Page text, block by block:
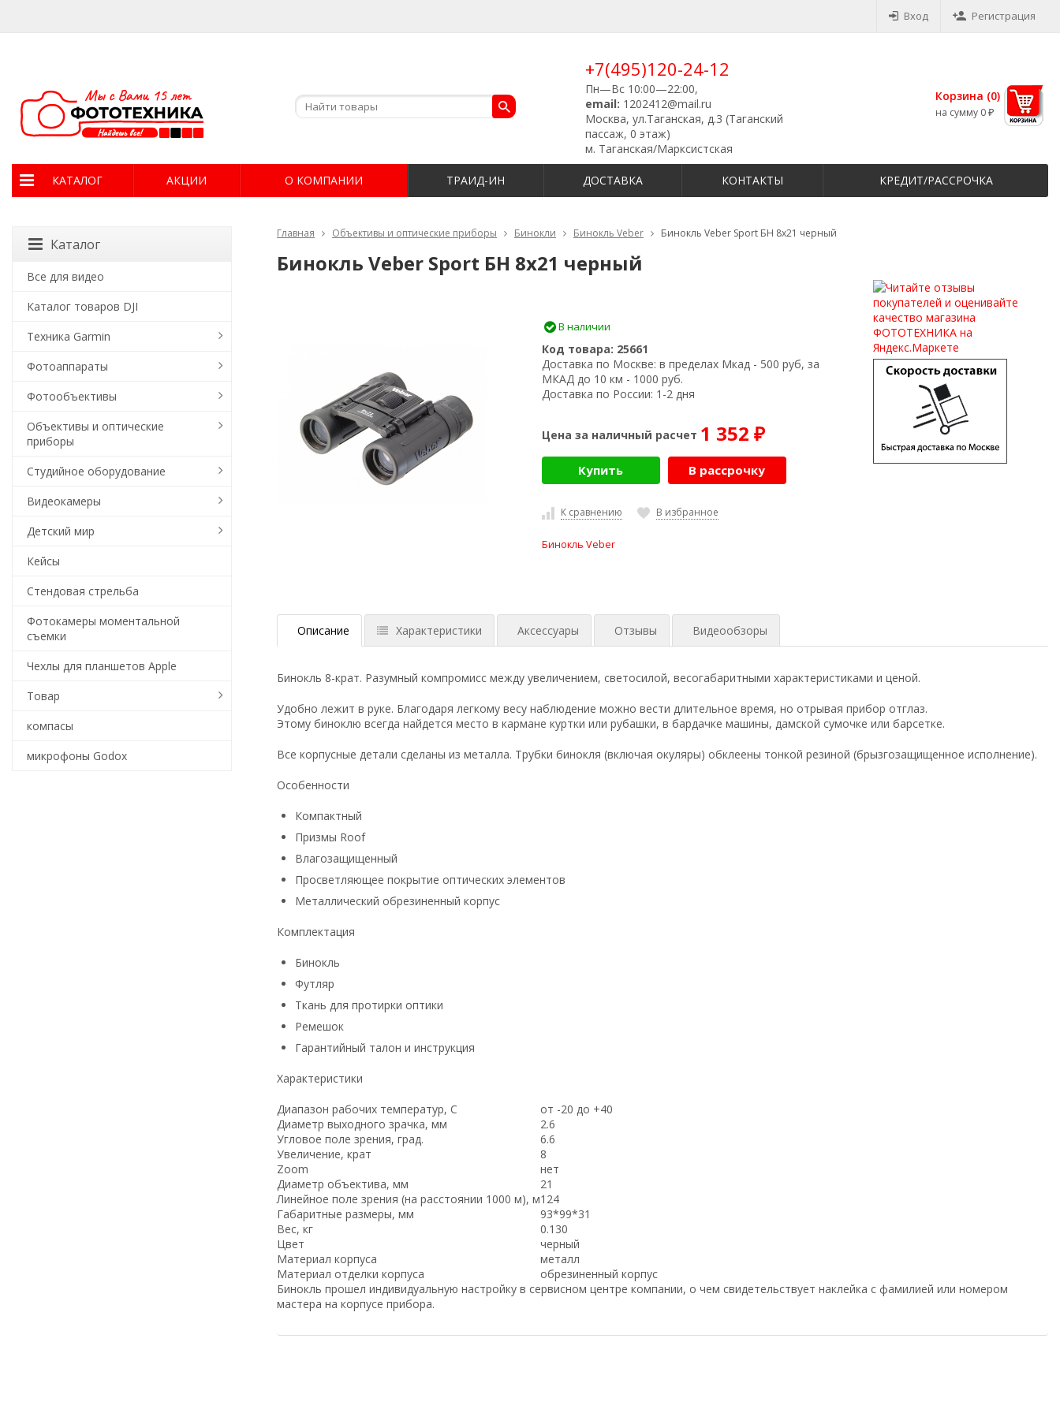
Вход Регистрация
+7(495)120-24-12
Пн—Вс 10:00—22:00,
email: 1202412@mail.ru
Москва, ул.Таганская, д.3 (Таганский
пассаж, 0 этаж)
м. Таганская/Марксистская
Корзина (0)
на сумму 0 ₽
КАТАЛОГ АКЦИИ О КОМПАНИИ ТРАИД-ИН ДОСТАВКА КОНТАКТЫ КРЕДИТ/РАССРОЧКА
Главная Объективы и оптические приборы Бинокли Бинокль Veber Бинокль Veber Sport БН 8x21 черный
Бинокль Veber Sport БН 8x21 черный
В наличии
Код товара: 25661
Доставка по Москве: в пределах Мкад - 500 руб, за
МКАД до 10 км - 1000 руб.
Доставка по России: 1-2 дня
Цена за наличный расчет 1 352 ₽
Купить В рассрочку
К сравнению В избранное
Бинокль Veber
Описание Характеристики Аксессуары Отзывы Видеообзоры
Бинокль 8-крат. Разумный компромисс между увеличением, светосилой, весогабаритными характеристиками и ценой.
Удобно лежит в руке. Благодаря легкому весу наблюдение можно вести длительное время, но отрывая прибор отглаз.
Этому биноклю всегда найдется место в кармане куртки или рубашки, в бардачке машины, дамской сумочке или барсетке.
Все корпусные детали сделаны из металла. Трубки бинокля (включая окуляры) обклеены тонкой резиной (брызгозащищенное исполнение).
Особенности
Компактный
Призмы Roof
Влагозащищенный
Просветляющее покрытие оптических элементов
Металлический обрезиненный корпус
Комплектация
Бинокль
Футляр
Ткань для протирки оптики
Ремешок
Гарантийный талон и инструкция
Характеристики
Диапазон рабочих температур, С
от -20 до +40
Диаметр выходного зрачка, мм
2.6
Угловое поле зрения, град.
6.6
Увеличение, крат
8
Zoom
нет
Диаметр объектива, мм
21
Линейное поле зрения (на расстоянии 1000 м), м124
Габаритные размеры, мм
93*99*31
Вес, кг
0.130
Цвет
черный
Материал корпуса
металл
Материал отделки корпуса
обрезиненный корпус
Бинокль прошел индивидуальную настройку в сервисном центре компании, о чем свидетельствует наклейка с фамилией или номером
мастера на корпусе прибора.
Каталог
Все для видео
Каталог товаров DJI
Техника Garmin
Фотоаппараты
Фотообъективы
Объективы и оптические
приборы
Студийное оборудование
Видеокамеры
Детский мир
Кейсы
Стендовая стрельба
Фотокамеры моментальной
съемки
Чехлы для планшетов Apple
Товар
компасы
микрофоны Godox